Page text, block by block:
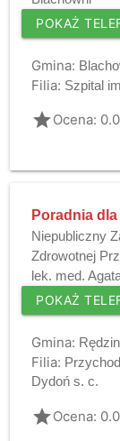
POKAŻ
Gmina:
Filia: Szpital
gradeOcena: 0.0
Poradnia
Niepubliczny
Zdrowotnej
lek. med.
POKAŻ
Gmina:
Filia:
Dydoń s. c.
gradeOcena: 0.0